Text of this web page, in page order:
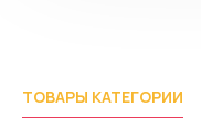
ТОВАРЫ КАТЕГОРИИ